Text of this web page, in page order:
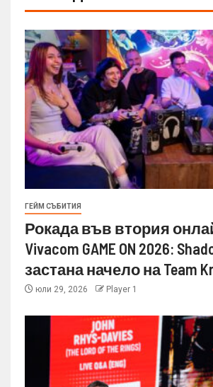
ГЕЙМ СЪБИТИЯ
Рокада във втория
Vivacom GAME ON 2026:
застана начело на Team
юли 29, 2026 Player 1